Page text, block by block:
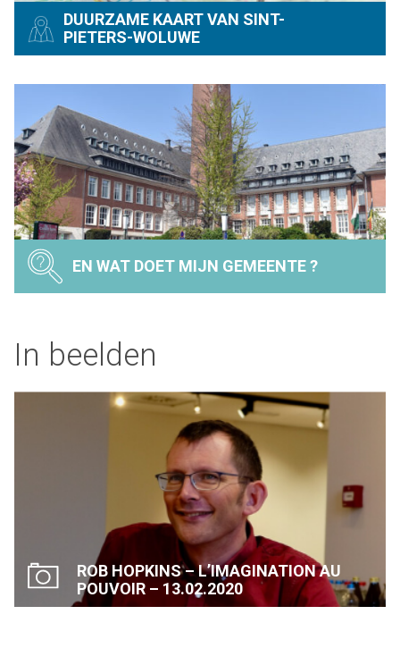
DUURZAME KAART VAN SINT-
PIETERS-WOLUWE
EN WAT DOET MIJN GEMEENTE ?
In beelden
ROB HOPKINS – L’IMAGINATION AU
POUVOIR – 13.02.2020